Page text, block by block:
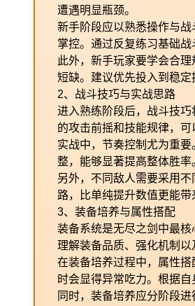
遭遇明显瓶颈。
新手阶段应以熟悉操作与
掌控。通过反复练习基础
此外，新手玩家要学会合
短缺。建议优先投入到稳定
2、战斗技巧与实战思路
进入熟练阶段后，战斗技巧
的攻击前摇和技能规律，可
实战中，节奏控制尤为重
整，能够显著提高整体胜率
另外，不同敌人需要采用
路，比单纯提升数值更能带
3、装备培养与属性搭配
装备系统是无尽之剑中最
理解装备品质、强化机制以
在装备培养过程中，属性
时会显得异常吃力。根据
同时，装备培养应分阶段